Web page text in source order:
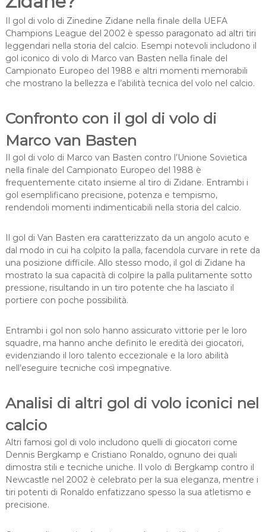
Il gol di volo di Zinedine Zidane nella finale della UEFA
Champions League del 2002 è spesso paragonato ad altri tiri
leggendari nella storia del calcio. Esempi notevoli includono il
gol iconico di volo di Marco van Basten nella finale del
Campionato Europeo del 1988 e altri momenti memorabili
che mostrano la bellezza e l’abilità tecnica del volo nel calcio.
Confronto con il gol di volo di
Marco van Basten
Il gol di volo di Marco van Basten contro l’Unione Sovietica
nella finale del Campionato Europeo del 1988 è
frequentemente citato insieme al tiro di Zidane. Entrambi i
gol esemplificano precisione, potenza e tempismo,
rendendoli momenti indimenticabili nella storia del calcio.
Il gol di Van Basten era caratterizzato da un angolo acuto e
dal modo in cui ha colpito la palla, facendola curvare in rete da
una posizione difficile. Allo stesso modo, il gol di Zidane ha
mostrato la sua capacità di colpire la palla pulitamente sotto
pressione, risultando in un tiro potente che ha lasciato il
portiere con poche possibilità.
Entrambi i gol non solo hanno assicurato vittorie per le loro
squadre, ma hanno anche definito le eredità dei giocatori,
evidenziando il loro talento eccezionale e la loro abilità
nell’eseguire tecniche così impegnative.
Analisi di altri gol di volo iconici nel
calcio
Altri famosi gol di volo includono quelli di giocatori come
Dennis Bergkamp e Cristiano Ronaldo, ognuno dei quali
dimostra stili e tecniche uniche. Il volo di Bergkamp contro il
Newcastle nel 2002 è celebrato per la sua eleganza, mentre i
tiri potenti di Ronaldo enfatizzano spesso la sua atletismo e
precisione.